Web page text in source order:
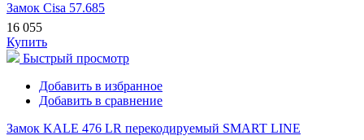
Замок Cisa 57.685
16 055
Купить
Быстрый просмотр
Добавить в избранное
Добавить в сравнение
Замок KALE 476 LR перекодируемый SMART LINE